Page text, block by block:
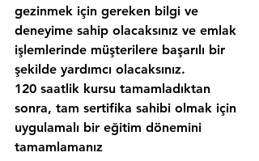
gezinmek için gereken bilgi ve
deneyime sahip olacaksınız ve emlak
işlemlerinde müşterilere başarılı bir
şekilde yardımcı olacaksınız.
120 saatlik kursu tamamladıktan
sonra, tam sertifika sahibi olmak için
uygulamalı bir eğitim dönemini
tamamlamanız